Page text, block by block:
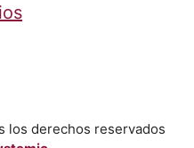
los derechos reservados